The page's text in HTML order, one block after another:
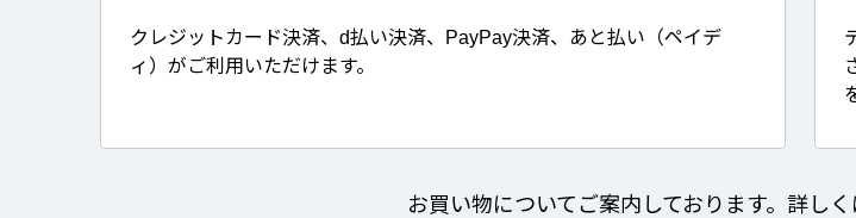
クレジットカード決済、d払い決済、PayPay決済、あと払い（ペイデ
ィ）がご利用いただけます。
お買い物についてご案内しております。詳し